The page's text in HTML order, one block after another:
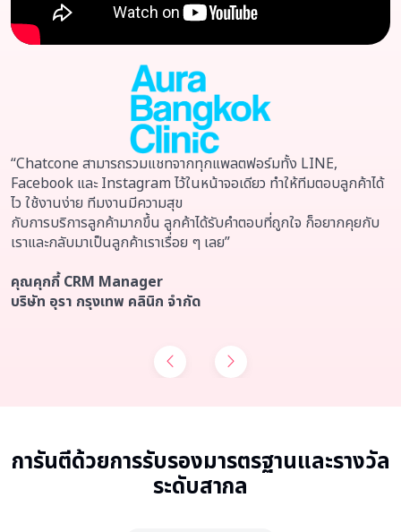
“Chatcone สามารถรวมแชทจากทุกแพลตฟอร์มทั้ง LINE,
Facebook และ Instagram ไว้ในหน้าจอเดียว ทำให้ทีมตอบลูกค้าได้
ไว ใช้งานง่าย ทีมงานมีความสุข
กับการบริการลูกค้ามากขึ้น ลูกค้าได้รับคำตอบที่ถูกใจ ก็อยากคุยกับ
เราและกลับมาเป็นลูกค้าเราเรื่อย ๆ เลย”
คุณคุกกี้ CRM Manager
บริษัท อุรา กรุงเทพ คลินิก จำกัด
การันตีด้วยการรับรองมารตรฐานและรางวัล
ระดับสากล